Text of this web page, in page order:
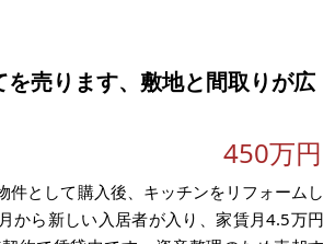
間市笠間 土地：山林 2,111㎡ 建物：東屋
：木造 現況：山林 希望価格：639万円
を売ります、敷地と間取りが広
450万円
件として購入後、キッチンをリフォームし
から新しい入居者が入り、家賃月4.5万円